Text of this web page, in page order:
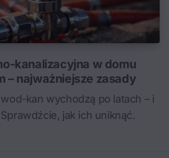
kanalizacyjna w domu
– najważniejsze zasady
wod-kan wychodzą po latach – i
jak ich uniknąć.